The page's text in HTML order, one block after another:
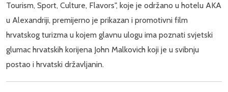
Tourism, Sport, Culture, Flavors", koje je održano u hotelu AKA
u Alexandriji, premijerno je prikazan i promotivni film
hrvatskog turizma u kojem glavnu ulogu ima poznati svjetski
glumac hrvatskih korijena John Malkovich koji je u svibnju
postao i hrvatski državljanin.